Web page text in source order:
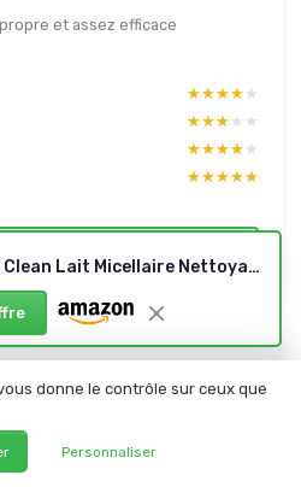
et assez efficace
★★★★★
★★★★★
★★★★★
★★★★★
★★★★★
★★★★★
★★★★★
★★★★★
Clinique All About Clean Lait Micellaire Nettoyant + Démaquillant Tout-en-Un, 200 ml
donne le contrôle sur ceux que
Personnaliser